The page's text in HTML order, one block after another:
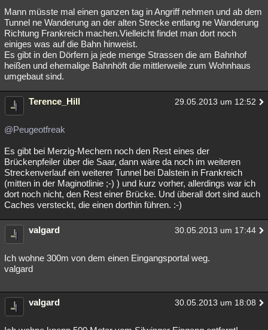
Mann müsste mal einen ganzen tag in Angriff nehmen und ab dem
Tunnel ne Wanderung an der alten Strecke entlang ne Wanderung
Richtung Frankreich machen.Vielleicht findet man dort noch
einiges was auf die Bahn hinweist.
Es gibt in den Dörfern ja jede menge Strassen die am Bahnhof
heißen und ehemalige Bahnhöft die mittlerweile zum Wohnhaus
umgebaut sind.
Terence_Hill 29.05.2013 um 12:52
@Peugeotfreak
Es gibt bei Merzig-Mechern noch den Rest eines der
Brückenpfeiler über die Saar, dann wäre da noch im weiteren
Streckenverlauf ein weiterer Tunnel bei Dalstein in Frankreich
(mitten in der Maginotlinie ;-) ) und kurz vorher, allerdings war ich
dort noch nicht, den Rest einer Brücke. Und überall dort sind auch
Caches versteckt, die einen dorthin führen. :-)
valgard 30.05.2013 um 17:44
Ich wohne 300m von dem einen Eingangsportal weg.
valgard
valgard 30.05.2013 um 18:08